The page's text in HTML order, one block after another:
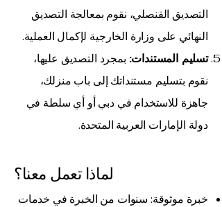
التصديق القنصلي، نقوم بمعالجة التصديق
النهائي على وزارة الخارجية لإكمال العملية.
تسليم المستندات: بمجرد التصديق عليها،
نقوم بتسليم مستنداتك إلى باب منزلك،
جاهزة للاستخدام في دبي أو أي سلطة في
دولة الإمارات العربية المتحدة.
لماذا تعمل معنا؟
خبرة موثوقة: سنوات من الخبرة في خدمات